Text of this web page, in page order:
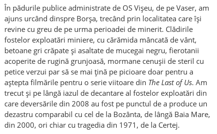
În pădurile publice administrate de OS Vișeu, de pe Vaser, am
ajuns urcând dinspre Borșa, trecând prin localitatea care își
revine cu greu de pe urma perioadei de minerit. Clădirile
fostelor exploatări miniere, cu cărămida mâncată de vânt,
betoane gri crăpate și asaltate de mucegai negru, fierotanii
acoperite de rugină grunjoasă, mormane cenușii de steril cu
petice verzui par să se mai țină pe picioare doar pentru a
aștepta filmările pentru o serie viitoare din The Last of Us. Am
trecut și pe lângă iazul de decantare al fostelor exploatări din
care deversările din 2008 au fost pe punctul de a produce un
dezastru comparabil cu cel de la Bozânta, de lângă Baia Mare,
din 2000, ori chiar cu tragedia din 1971, de la Certej.